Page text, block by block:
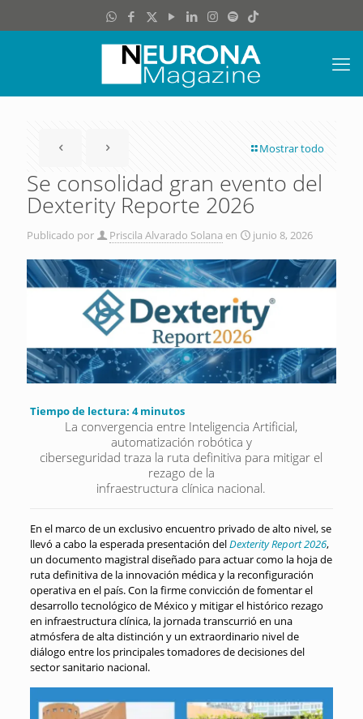
Mostrar todo
Se consolidad gran evento del
Dexterity Reporte 2026
Publicado por Priscila Alvarado Solana en junio 8, 2026
Tiempo de lectura: 4 minutos
La convergencia entre Inteligencia Artificial,
automatización robótica y
ciberseguridad traza la ruta definitiva para mitigar el
rezago de la
infraestructura clínica nacional.
En el marco de un exclusivo encuentro privado de alto nivel, se
llevó a cabo la esperada presentación delDexterity Report 2026,
un documento magistral diseñado para actuar como la hoja de
ruta definitiva de la innovación médica y la reconfiguración
operativa en el país. Con la firme convicción de fomentar el
desarrollo tecnológico de México y mitigar el histórico rezago
en infraestructura clínica, la jornada transcurrió en una
atmósfera de alta distinción y un extraordinario nivel de
diálogo entre los principales tomadores de decisiones del
sector sanitario nacional.